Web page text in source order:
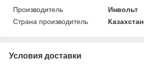
Производитель
Инвольт
Страна производитель
Казахстан
Условия доставки